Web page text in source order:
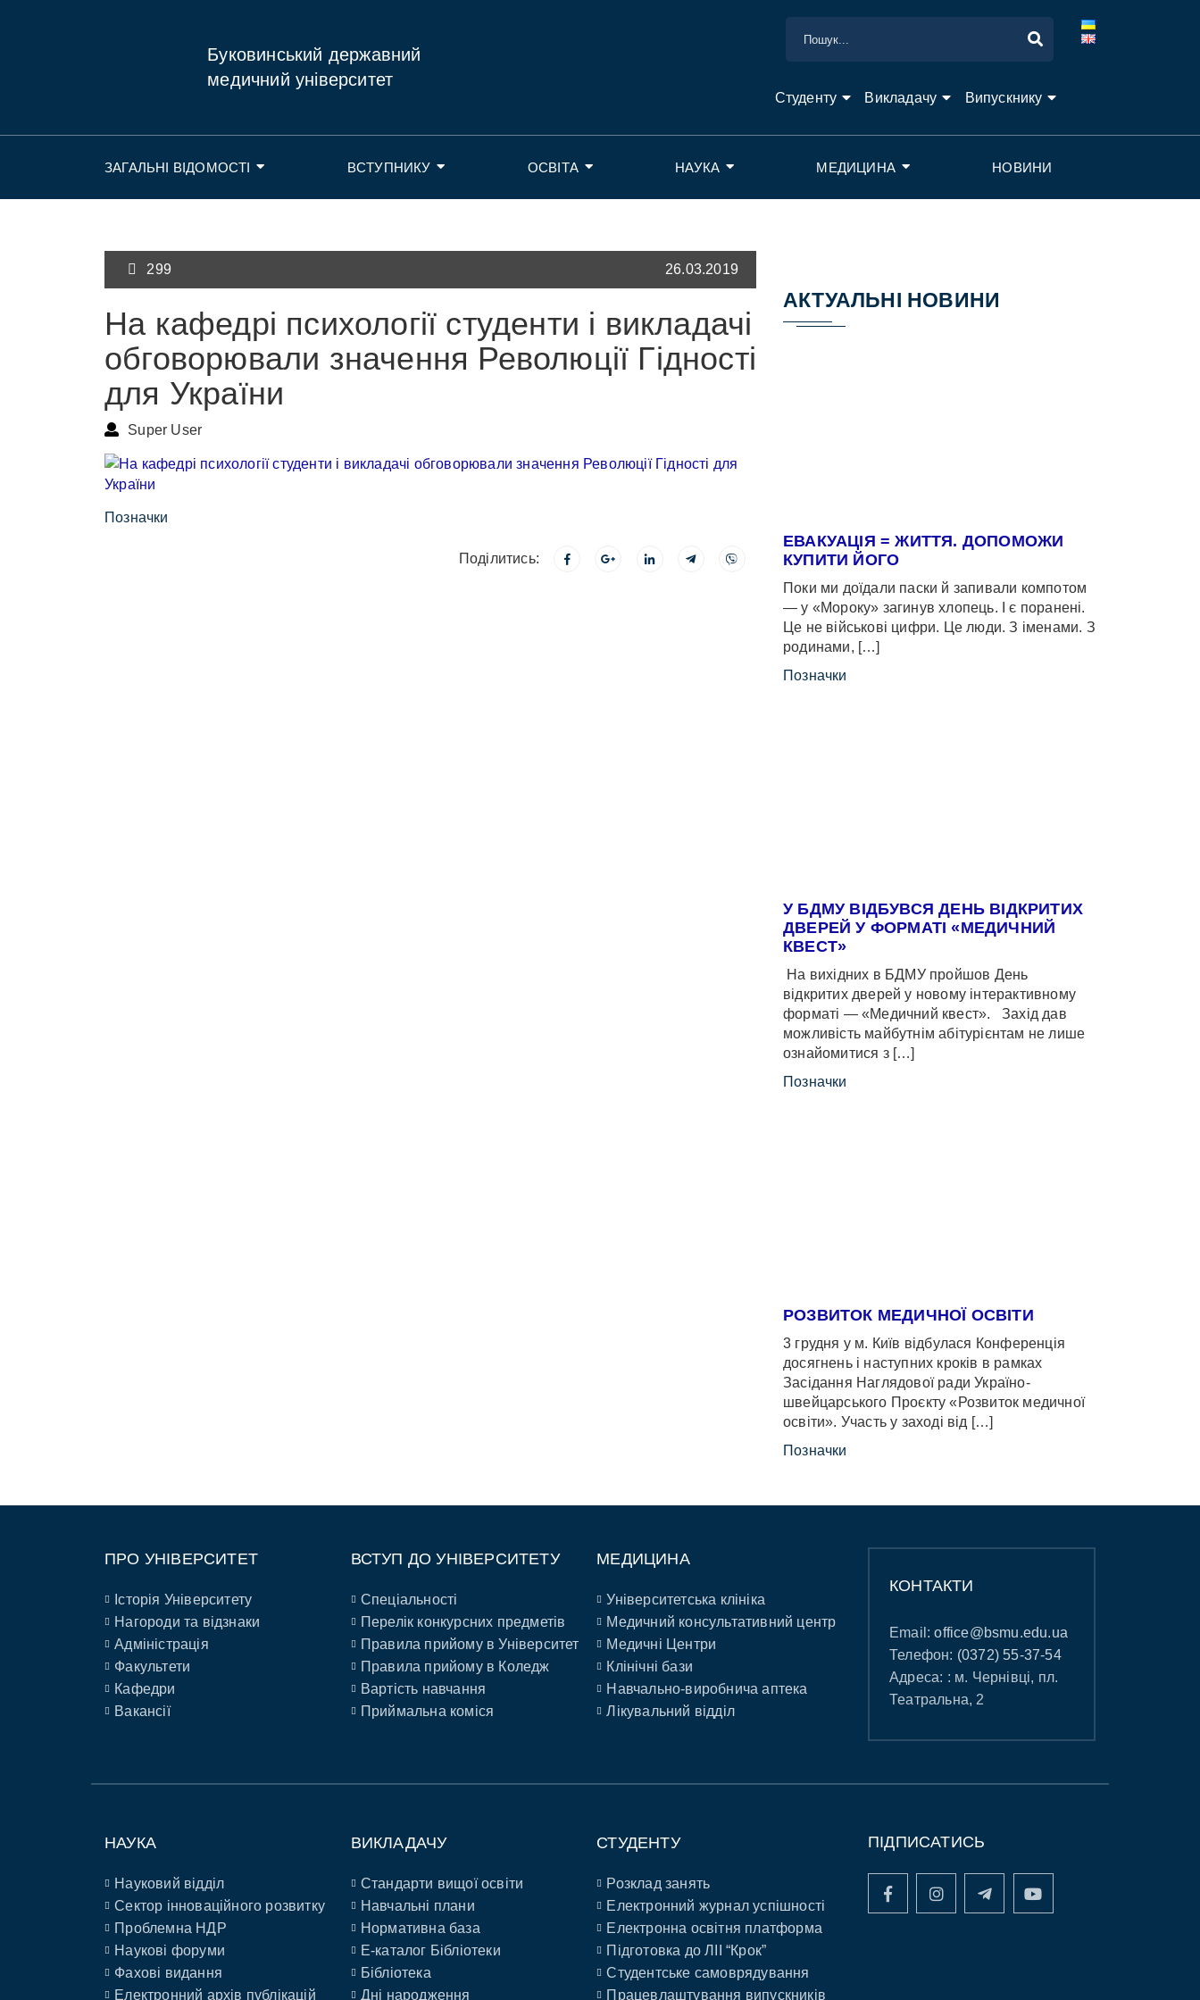
Буковинський державний
медичний університет
Студенту Викладачу Випускнику
ЗАГАЛЬНІ ВІДОМОСТІ ВСТУПНИКУ ОСВІТА НАУКА МЕДИЦИНА НОВИНИ
299 26.03.2019
На кафедрі психології студенти і викладачі
обговорювали значення Революції Гідності
для України
Super User
Позначки
Поділитись:
АКТУАЛЬНІ НОВИНИ
ЕВАКУАЦІЯ = ЖИТТЯ. ДОПОМОЖИ
КУПИТИ ЙОГО
Поки ми доїдали паски й запивали компотом
— у «Мороку» загинув хлопець. І є поранені.
Це не військові цифри. Це люди. З іменами. З
родинами, […]
Позначки
У БДМУ ВІДБУВСЯ ДЕНЬ ВІДКРИТИХ
ДВЕРЕЙ У ФОРМАТІ «МЕДИЧНИЙ
КВЕСТ»
На вихідних в БДМУ пройшов День
відкритих дверей у новому інтерактивному
форматі — «Медичний квест». Захід дав
можливість майбутнім абітурієнтам не лише
ознайомитися з […]
Позначки
РОЗВИТОК МЕДИЧНОЇ ОСВІТИ
3 грудня у м. Київ відбулася Конференція
досягнень і наступних кроків в рамках
Засідання Наглядової ради Україно-
швейцарського Проєкту «Розвиток медичної
освіти». Участь у заході від […]
Позначки
ПРО УНІВЕРСИТЕТ
Історія Університету
Нагороди та відзнаки
Адміністрація
Факультети
Кафедри
Вакансії
ВСТУП ДО УНІВЕРСИТЕТУ
Спеціальності
Перелік конкурсних предметів
Правила прийому в Університет
Правила прийому в Коледж
Вартість навчання
Приймальна коміся
МЕДИЦИНА
Університетська клініка
Медичний консультативний центр
Медичні Центри
Клінічні бази
Навчально-виробнича аптека
Лікувальний відділ
КОНТАКТИ
Email:office@bsmu.edu.ua
Телефон: (0372) 55-37-54
Адреса: : м. Чернівці, пл.
Театральна, 2
НАУКА
Науковий відділ
Сектор інноваційного розвитку
Проблемна НДР
Наукові форуми
Фахові видання
Електронний архів публікацій
ВИКЛАДАЧУ
Стандарти вищої освіти
Навчальні плани
Нормативна база
E-каталог Бібліотеки
Бібліотека
Дні народження
СТУДЕНТУ
Розклад занять
Електронний журнал успішності
Електронна освітня платформа
Підготовка до ЛІІ “Крок”
Студентське самоврядування
Працевлаштування випускників
ПІДПИСАТИСЬ